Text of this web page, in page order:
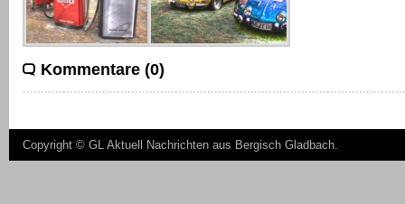
Kommentare (0)
Copyright © GL Aktuell Nachrichten aus Bergisch Gladbach.